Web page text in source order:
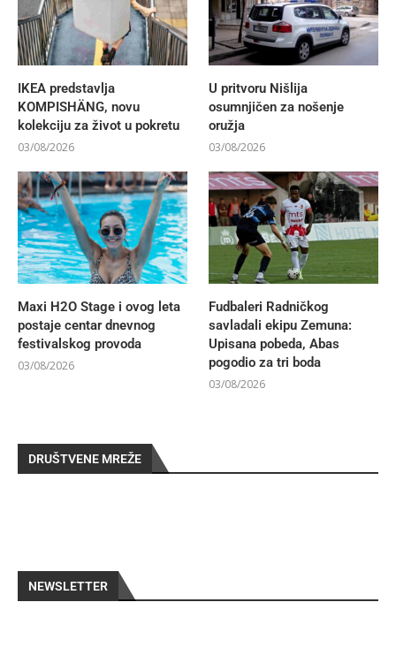
IKEA predstavlja
KOMPISHÄNG, novu
kolekciju za život u pokretu
03/08/2026
U pritvoru Nišlija
osumnjičen za nošenje
oružja
03/08/2026
Maxi H2O Stage i ovog leta
postaje centar dnevnog
festivalskog provoda
03/08/2026
Fudbaleri Radničkog
savladali ekipu Zemuna:
Upisana pobeda, Abas
pogodio za tri boda
03/08/2026
DRUŠTVENE MREŽE
NEWSLETTER